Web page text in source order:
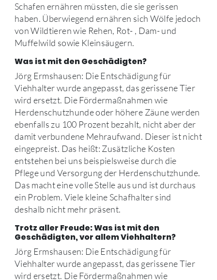
Schafen ernähren müssten, die sie gerissen
haben. Überwiegend ernähren sich Wölfe jedoch
von Wildtieren wie Rehen, Rot- , Dam- und
Muffelwild sowie Kleinsäugern.
Was ist mit den Geschädigten?
Jörg Ermshausen: Die Entschädigung für
Viehhalter wurde angepasst, das gerissene Tier
wird ersetzt. Die Fördermaßnahmen wie
Herdenschutzhunde oder höhere Zäune werden
ebenfalls zu 100 Prozent bezahlt, nicht aber der
damit verbundene Mehraufwand. Dieser ist nicht
eingepreist. Das heißt: Zusätzliche Kosten
entstehen bei uns beispielsweise durch die
Pflege und Versorgung der Herdenschutzhunde.
Das macht eine volle Stelle aus und ist durchaus
ein Problem. Viele kleine Schafhalter sind
deshalb nicht mehr präsent.
Trotz aller Freude: Was ist mit den
Geschädigten, vor allem Viehhaltern?
Jörg Ermshausen: Die Entschädigung für
Viehhalter wurde angepasst, das gerissene Tier
wird ersetzt. Die Fördermaßnahmen wie